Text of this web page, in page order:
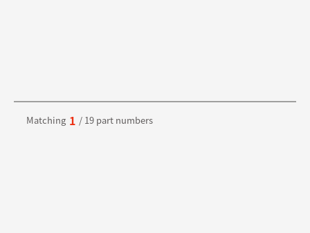
Matching 1 / 19 part numbers